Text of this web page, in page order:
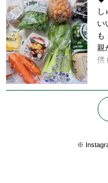
一
中
価
や、、 見てくれ
を
#
し
し
い
も
親
供
創
※